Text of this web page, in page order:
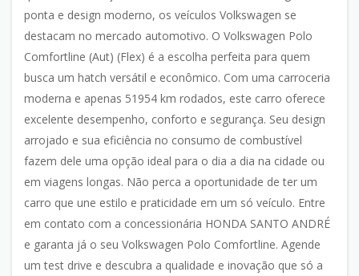
ponta e design moderno, os veículos Volkswagen se
destacam no mercado automotivo. O Volkswagen Polo
Comfortline (Aut) (Flex) é a escolha perfeita para quem
busca um hatch versátil e econômico. Com uma carroceria
moderna e apenas 51954 km rodados, este carro oferece
excelente desempenho, conforto e segurança. Seu design
arrojado e sua eficiência no consumo de combustível
fazem dele uma opção ideal para o dia a dia na cidade ou
em viagens longas. Não perca a oportunidade de ter um
carro que une estilo e praticidade em um só veículo. Entre
em contato com a concessionária HONDA SANTO ANDRÉ
e garanta já o seu Volkswagen Polo Comfortline. Agende
um test drive e descubra a qualidade e inovação que só a